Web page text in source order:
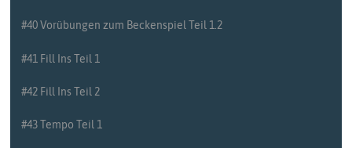
#40 Vorübungen zum Beckenspiel Teil 1.2
#41 Fill Ins Teil 1
#42 Fill Ins Teil 2
#43 Tempo Teil 1